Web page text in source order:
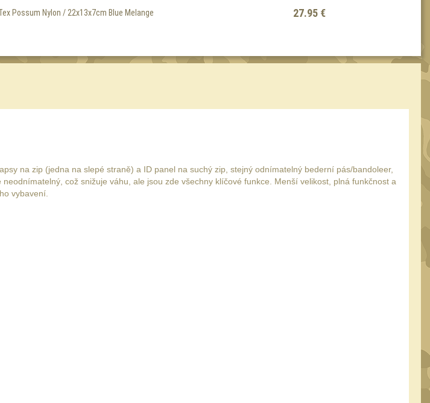
Possum Nylon / 22x13x7cm Blue Melange 27.95 €
na zip (jedna na slepé straně) a ID panel na suchý zip, stejný odnímatelný bederní pás/bandoleer,
což snižuje váhu, ale jsou zde všechny klíčové funkce. Menší velikost, plná funkčnost a
vybavení.